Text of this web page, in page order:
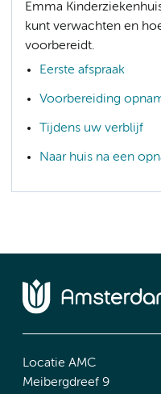
Emma
kunt verwachten en
voorbereidt.
Eerste afspraak
Voorbereiding
Tijdens uw verblijf
Naar huis na een
Locatie AMC
Meibergdreef 9